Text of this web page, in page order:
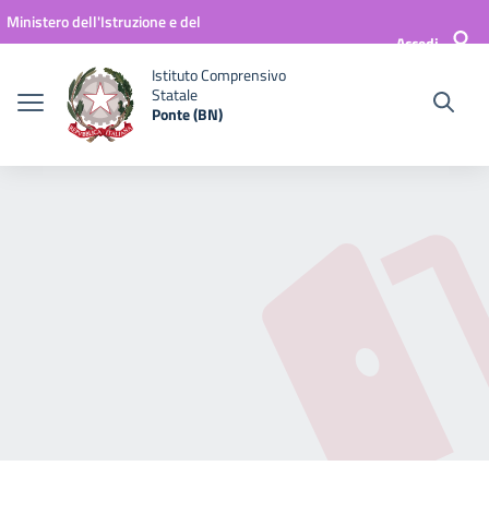
Vai ai contenuti
Vai al menu di navigazione
Vai al footer
Ministero dell'Istruzione e del
Accedi
Istituto Comprensivo
Statale
Ponte (BN)